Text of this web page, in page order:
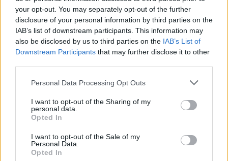
your opt-out. You may separately opt-out of the further
disclosure of your personal information by third parties on the
IAB’s list of downstream participants. This information may
also be disclosed by us to third parties on the IAB’s List of
Downstream Participants that may further disclose it to other
Personal Data Processing Opt Outs
I want to opt-out of the Sharing of my
personal data.
Opted In
I want to opt-out of the Sale of my
Personal Data.
Opted In
Eladó adatai
Eladó: Aukcio.net - Mike
Portobello Aukciósház
Budapest
1053
Weboldal: http://www.aukcio.net
Bemutatkozás: Immár közel 30 éve, hogy a Múzeum körúton